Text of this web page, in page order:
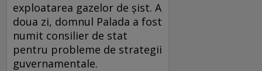
exploatarea gazelor de şist. A
doua zi, domnul Palada a fost
numit consilier de stat
pentru probleme de strategii
guvernamentale.